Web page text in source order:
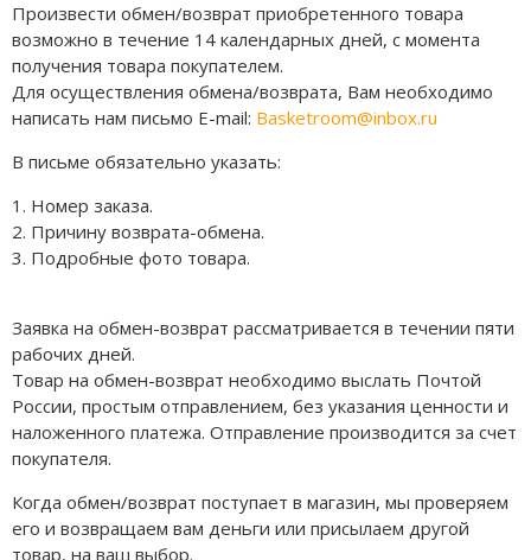
Произвести обмен/возврат приобретенного товара
возможно в течение 14 календарных дней, с момента
получения товара покупателем.
Для осуществления обмена/возврата, Вам необходимо
написать нам письмо E-mail: Basketroom@inbox.ru
В письме обязательно указать:
1. Номер заказа.
2. Причину возврата-обмена.
3. Подробные фото товара.
Заявка на обмен-возврат рассматривается в течении пяти
рабочих дней.
Товар на обмен-возврат необходимо выслать Почтой
России, простым отправлением, без указания ценности и
наложенного платежа. Отправление производится за счет
покупателя.
Когда обмен/возврат поступает в магазин, мы проверяем
его и возвращаем вам деньги или присылаем другой
товар, на ваш выбор.
Jordan Zion
Jordan Tatum
Air Jordan 312
Air Jordan 39
Air Jordan 37
Air Jordan 36
Air Jordan 1
Air Jordan 4
Nike Air Max
Nike Dunk
Nike Shox
Nike P-6000
Nike Pegasus
Nike Precision
Nike Hyperdunk
Nike Cosmic Unity
adidas Campus
adidas Samba
adidas Gazelle
adidas Adistar
adidas Adizero
adidas Harden
adidas Dame
Adidas Yeezy Boost 350 V2
On Running
MMY
ASICS
A Bathing Ape
Converse
Old Order
LACOSTE